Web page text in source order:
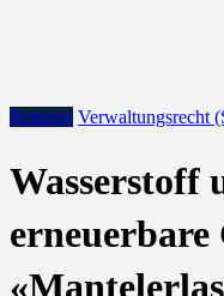
Beiträge Verwaltungsrecht
Wasserstoff
erneuerbare